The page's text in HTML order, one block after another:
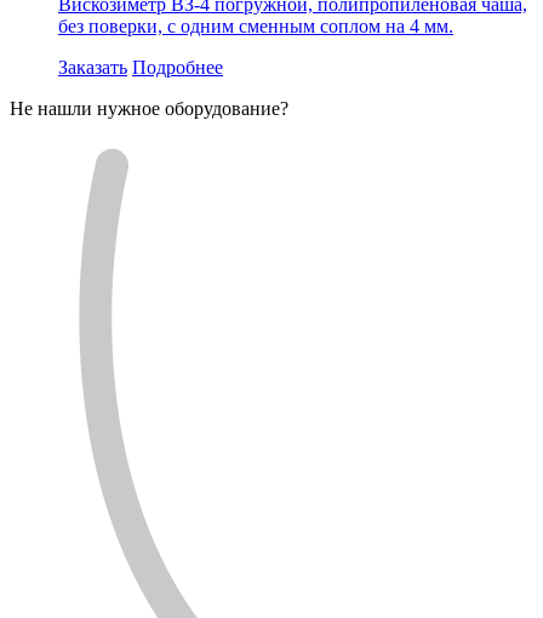
без поверки, с одним сменным соплом на 4 мм.
Заказать Подробнее
Не нашли нужное оборудование?